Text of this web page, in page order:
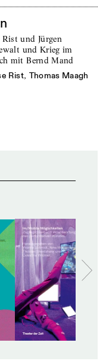
und Jürgen
und Krieg im
mit Bernd Mand
Rist, Thomas Maagh